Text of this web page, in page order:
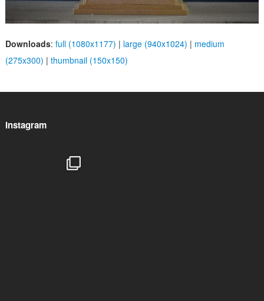
Downloads: full (1080x1177) | large (940x1024) | medium
(275x300) | thumbnail (150x150)
Instagram